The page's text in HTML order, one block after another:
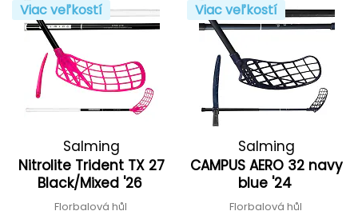
Viac veľkostí
Salming
Nitrolite Trident TX 27
Black/Mixed '26
Florbalová hůl
Viac veľkostí
Salming
CAMPUS AERO 32 navy
blue '24
Florbalová hůl